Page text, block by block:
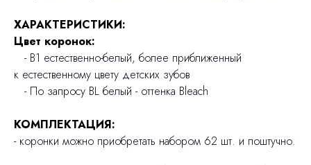
ХАРАКТЕРИСТИКИ:
Цвет коронок:
- В1 естественно-белый, более приближенный
к естественному цвету детских зубов
- По запросу BL белый - оттенка Bleach
КОМПЛЕКТАЦИЯ:
- коронки можно приобретать набором 62 шт. и поштучно.